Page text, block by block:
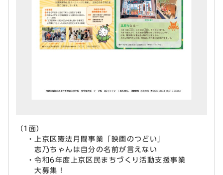
（1面）
・上京区憲法月間事業「映画のつどい」
志乃ちゃんは自分の名前が言えない
・令和6年度上京区民まちづくり活動支援事業
大募集！